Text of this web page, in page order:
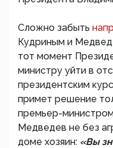
Сложно забыть
Кудриным и
тот момент
министру уйти в
президентским
примет решение
премьер-
Медведев не без
доме хозяин: «Вы